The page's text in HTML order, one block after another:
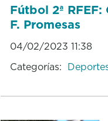
Fútbol 2ª RFEF:
F. Promesas
04/02/2023 11:38
Categorías: